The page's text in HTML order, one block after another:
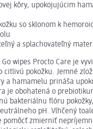
kôry, upokojujúcim
so sklonom k
a splachovateľný
wipes Procto Care je
citlivú pokožku. Jemné
a hamamelu prináša
je obohatená o
bakteriálnu flóru
pH. Vlhčený
pomôcť zmierniť